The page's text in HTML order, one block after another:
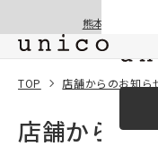
熊本地震の影
TOP 店舗からのお知ら
店舗からの